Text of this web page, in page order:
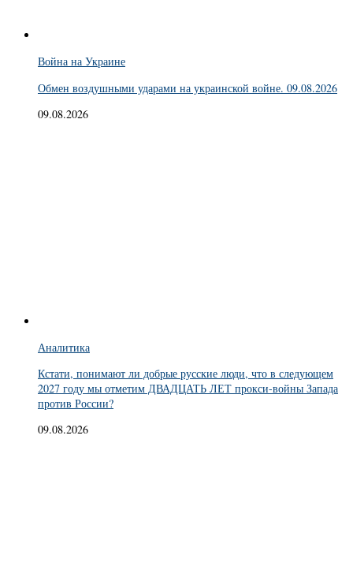
Война на Украине
Обмен воздушными ударами на украинской войне. 09.08.2026
09.08.2026
Аналитика
Кстати, понимают ли добрые русские люди, что в следующем
2027 году мы отметим ДВАДЦАТЬ ЛЕТ прокси-войны Запада
против России?
09.08.2026